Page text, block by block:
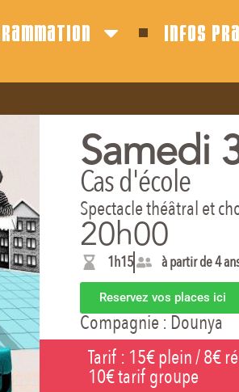
infos
Samedi
Cas d'école
Spectacle théâtral et
20h00
1h15 à partir de 4
Reservez vos places ici
Compagnie : Dounya
Tarif : 15€ plein / 8€
10€ tarif groupe